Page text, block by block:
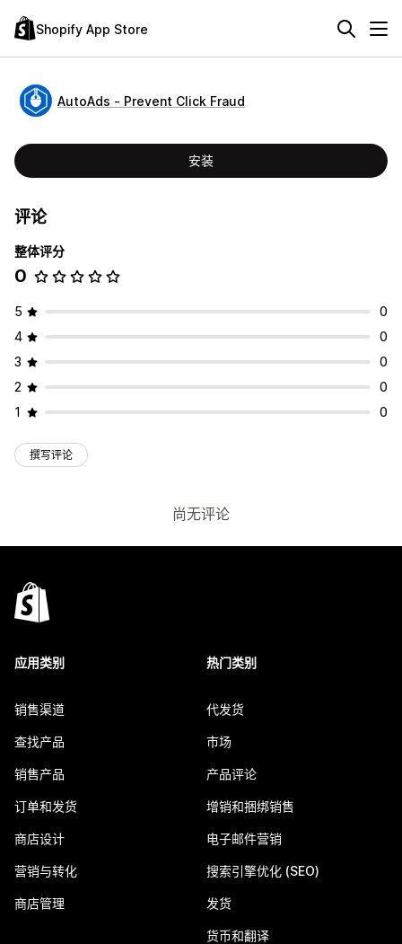
Shopify App Store
AutoAds ‑ Prevent Click Fraud
安装
评论
整体评分
0
5
0
4
0
3
0
2
0
1
0
撰写评论
尚无评论
应用类别
销售渠道
查找产品
销售产品
订单和发货
商店设计
营销与转化
商店管理
热门类别
代发货
市场
产品评论
增销和捆绑销售
电子邮件营销
搜索引擎优化 (SEO)
发货
货币和翻译